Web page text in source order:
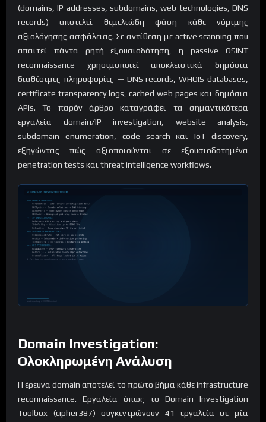
(domains, IP addresses, subdomains, web technologies, DNS
records) αποτελεί θεμελιώδη φάση κάθε νόμιμης
αξιολόγησης ασφάλειας. Σε αντίθεση με active scanning που
απαιτεί πάντα ρητή εξουσιοδότηση, η passive OSINT
reconnaissance χρησιμοποιεί αποκλειστικά δημόσια
διαθέσιμες πληροφορίες — DNS records, WHOIS databases,
certificate transparency logs, cached web pages και δημόσια
APIs. Το παρόν άρθρο καταγράφει τα σημαντικότερα
εργαλεία domain/IP investigation, website analysis,
subdomain enumeration, code search και IoT discovery,
εξηγώντας πώς αξιοποιούνται σε εξουσιοδοτημένα
penetration tests και threat intelligence workflows.
Domain Investigation:
Ολοκληρωμένη Ανάλυση
Η έρευνα domain αποτελεί το πρώτο βήμα κάθε infrastructure
reconnaissance. Εργαλεία όπως το Domain Investigation
Toolbox (cipher387) συγκεντρώνουν 41 εργαλεία σε μία